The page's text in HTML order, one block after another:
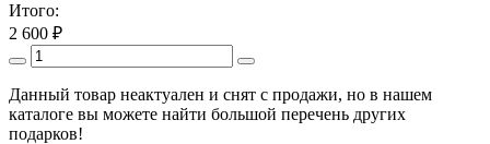
Итого:
2 600 ₽
Данный товар неактуален и снят с продажи, но в нашем
каталоге вы можете найти большой перечень других
подарков!